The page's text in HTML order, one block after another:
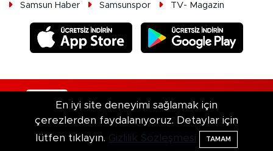
Samsun Haber
Samsunspor TV- Magazin
Haber Yazılımı:TE Bilişim
En iyi site deneyimi sağlamak için
çerezlerden faydalanıyoruz. Detaylar için
lütfen tıklayın. Gizlilik Sözleşmesi TAMAM